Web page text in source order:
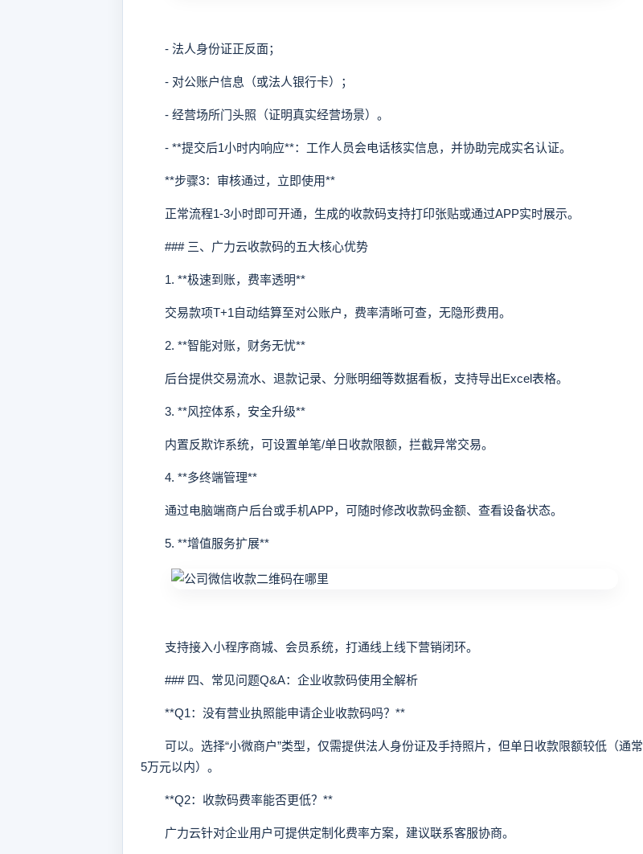
- 法人身份证正反面；
- 对公账户信息（或法人银行卡）；
- 经营场所门头照（证明真实经营场景）。
- **提交后1小时内响应**：工作人员会电话核实信息，并协助完成实名认证。
**步骤3：审核通过，立即使用**
正常流程1-3小时即可开通，生成的收款码支持打印张贴或通过APP实时展示。
### 三、广力云收款码的五大核心优势
1. **极速到账，费率透明**
交易款项T+1自动结算至对公账户，费率清晰可查，无隐形费用。
2. **智能对账，财务无忧**
后台提供交易流水、退款记录、分账明细等数据看板，支持导出Excel表格。
3. **风控体系，安全升级**
内置反欺诈系统，可设置单笔/单日收款限额，拦截异常交易。
4. **多终端管理**
通过电脑端商户后台或手机APP，可随时修改收款码金额、查看设备状态。
5. **增值服务扩展**
支持接入小程序商城、会员系统，打通线上线下营销闭环。
### 四、常见问题Q&A：企业收款码使用全解析
**Q1：没有营业执照能申请企业收款码吗？**
可以。选择“小微商户”类型，仅需提供法人身份证及手持照片，但单日收款限额较低（通常
5万元以内）。
**Q2：收款码费率能否更低？**
广力云针对企业用户可提供定制化费率方案，建议联系客服协商。